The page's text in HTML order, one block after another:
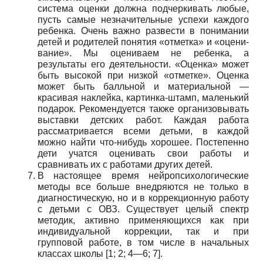
система оценки должна подчеркивать любые,
пусть самые незначительные ус­пехи каждого
ребенка. Очень важно развести в пони­мании
детей и родителей понятия «отметка» и «оцени­
вание». Мы оцениваем не ребенка, а
результаты его де­ятельности. «Оценка» может
быть высокой при низ­кой «отметке». Оценка
может быть балльной и мате­риальной —
красивая наклейка, картинка-штамп, ма­ленький
подарок. Рекомендуется также организовы­вать
выставки детских работ. Каждая работа
рассмат­ривается всеми детьми, в каждой
можно найти что-ни­будь хорошее. Постепенно
дети учатся оценивать свои работы и
сравнивать их с работами других детей.
В настоящее время нейропсихологические
мето­ды все больше внедряются не только в
диагностичес­кую, но и в коррекционную работу
с детьми с ОВЗ. Су­ществует целый спектр
методик, активно применяю­щихся как при
индивидуальной коррекции, так и при
групповой работе, в том числе в начальных
классах школы [1; 2; 4—6; 7].